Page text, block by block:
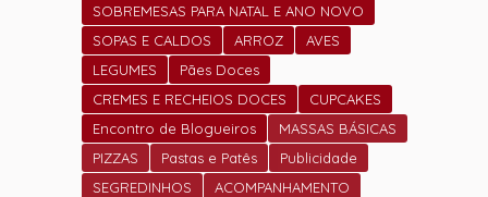
SOBREMESAS PARA NATAL E ANO NOVO
SOPAS E CALDOS
ARROZ
AVES
LEGUMES
Pães Doces
CREMES E RECHEIOS DOCES
CUPCAKES
Encontro de Blogueiros
MASSAS BÁSICAS
PIZZAS
Pastas e Patês
Publicidade
SEGREDINHOS
ACOMPANHAMENTO